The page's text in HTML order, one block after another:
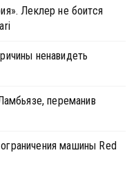
Леклер не боится
ненавидеть
переманив
машины Red